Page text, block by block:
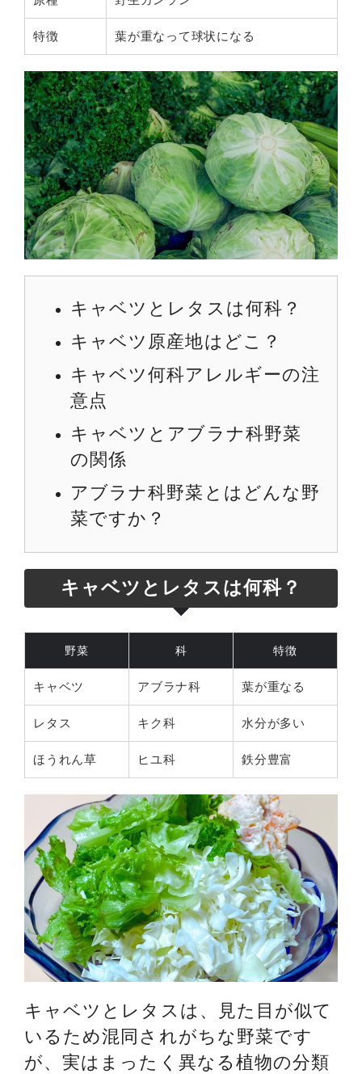
特徴 葉が重なって球状になる
キャベツとレタスは何科？
キャベツ原産地はどこ？
キャベツ何科アレルギーの注
意点
キャベツとアブラナ科野菜
の関係
アブラナ科野菜とはどんな野
菜ですか？
キャベツとレタスは何科？
野菜 科 特徴
キャベツ アブラナ科 葉が重なる
レタス キク科 水分が多い
ほうれん草 ヒユ科 鉄分豊富
キャベツとレタスは、見た目が似て
いるため混同されがちな野菜です
が、実はまったく異なる植物の分類